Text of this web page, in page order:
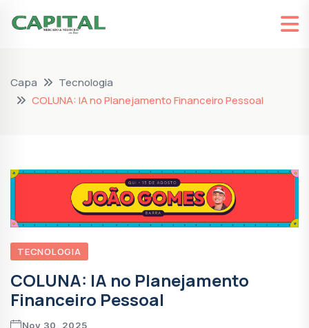
Capa
Tecnologia
COLUNA: IA no Planejamento Financeiro Pessoal
TECNOLOGIA
COLUNA: IA no Planejamento
Financeiro Pessoal
Nov 30, 2025